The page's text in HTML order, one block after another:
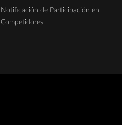
Notificación de Participación en
Competidores